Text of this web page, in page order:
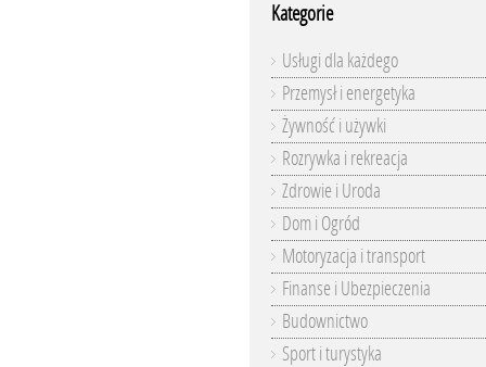
Kategorie
Usługi dla każdego
Przemysł i energetyka
Żywność i używki
Rozrywka i rekreacja
Zdrowie i Uroda
Dom i Ogród
Motoryzacja i transport
Finanse i Ubezpieczenia
Budownictwo
Sport i turystyka